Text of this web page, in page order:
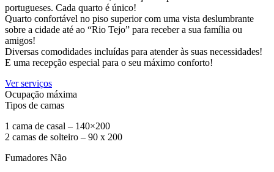
portugueses. Cada quarto é único!
Quarto confortável no piso superior com uma vista deslumbrante
sobre a cidade até ao “Rio Tejo” para receber a sua família ou
amigos!
Diversas comodidades incluídas para atender às suas necessidades!
E uma recepção especial para o seu máximo conforto!
Ver serviços
Ocupação máxima
Tipos de camas
1 cama de casal – 140×200
2 camas de solteiro – 90 x 200
Fumadores Não